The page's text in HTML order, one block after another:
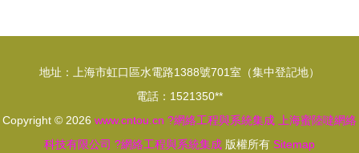
地址：上海市虹口區水電路1388號701室（集中登記地）
電話：1521350**
Copyright © 2026 www.cntou.cn ?網絡工程與系統集成
上海蜜陸噠網絡
科技有限公司 ?網絡工程與系統集成 版權所有 Sitemap